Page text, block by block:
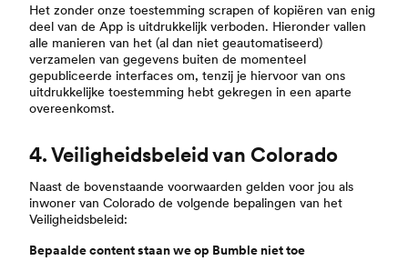
Het zonder onze toestemming scrapen of kopiëren van enig
deel van de App is uitdrukkelijk verboden. Hieronder vallen
alle manieren van het (al dan niet geautomatiseerd)
verzamelen van gegevens buiten de momenteel
gepubliceerde interfaces om, tenzij je hiervoor van ons
uitdrukkelijke toestemming hebt gekregen in een aparte
overeenkomst.
4. Veiligheidsbeleid van Colorado
Naast de bovenstaande voorwaarden gelden voor jou als
inwoner van Colorado de volgende bepalingen van het
Veiligheidsbeleid:
Bepaalde content staan we op Bumble niet toe